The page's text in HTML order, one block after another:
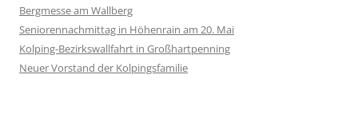
Bergmesse am Wallberg
Seniorennachmittag in Höhenrain am 20. Mai
Kolping-Bezirkswallfahrt in Großhartpenning
Neuer Vorstand der Kolpingsfamilie